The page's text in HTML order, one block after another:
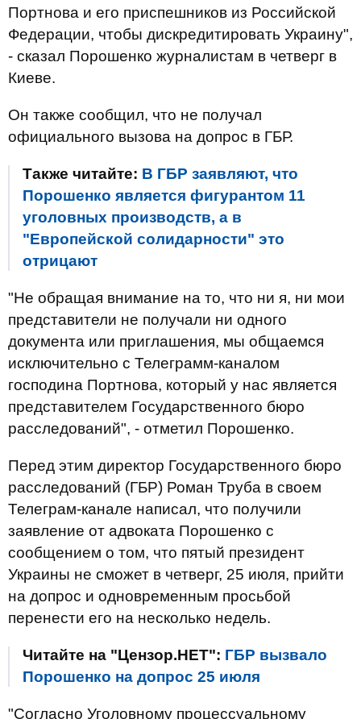
Портнова и его приспешников из Российской
Федерации, чтобы дискредитировать Украину",
- сказал Порошенко журналистам в четверг в
Киеве.
Он также сообщил, что не получал
официального вызова на допрос в ГБР.
Также читайте: В ГБР заявляют, что
Порошенко является фигурантом 11
уголовных производств, а в
"Европейской солидарности" это
отрицают
"Не обращая внимание на то, что ни я, ни мои
представители не получали ни одного
документа или приглашения, мы общаемся
исключительно с Телеграмм-каналом
господина Портнова, который у нас является
представителем Государственного бюро
расследований", - отметил Порошенко.
Перед этим директор Государственного бюро
расследований (ГБР) Роман Труба в своем
Телеграм-канале написал, что получили
заявление от адвоката Порошенко с
сообщением о том, что пятый президент
Украины не сможет в четверг, 25 июля, прийти
на допрос и одновременным просьбой
перенести его на несколько недель.
Читайте на "Цензор.НЕТ": ГБР вызвало
Порошенко на допрос 25 июля
"Согласно Уголовному процессуальному